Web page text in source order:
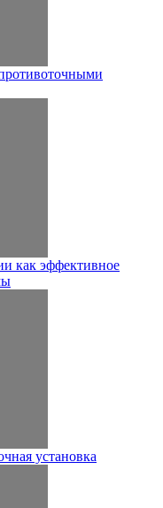
как эффективное
установка